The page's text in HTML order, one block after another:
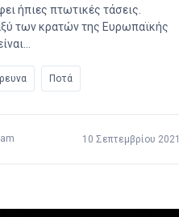
ήπιες πτωτικές τάσεις.
των κρατών της Ευρωπαϊκής
Ποτά
10 Σεπτεμβρίου 2021